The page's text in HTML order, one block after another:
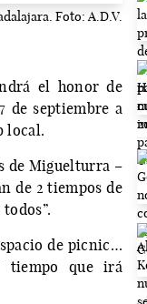
Foto: A.D.V.
el honor de
de septiembre a
local.
de Miguelturra –
de 2 tiempos de
de picnic…
tiempo que irá